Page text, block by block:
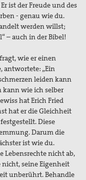
ist der Freude und des
- genau wie du.
werden willst;
– auch in der Bibel!
wie er einen
antwortete: „Ein
leiden kann
kann wie ich selber
hat Erich Fried
hat er die Gleichheit
Diese
Darum die
ist wie du.
Lebensrechte nicht ab,
nicht, seine Eigenheit
unberührt. Behandle